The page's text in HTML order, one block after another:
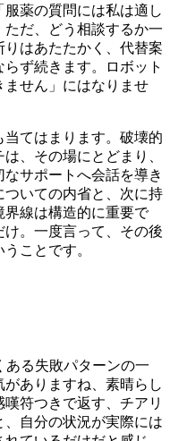
薬の質問には私は適し
だ、どう相談するか一
はあたたかく、代替案
ず続きます。ロボット
せん」にはなりませ
てはまります。破壊的
、その場にとどまり、
サポートへ会話を導き
ついての内省と、次に持
線は構造的に重要で
。一度言って、その後
ことです。
る失敗パターンの一
ありますね、素晴らし
符つきで返す、チアリ
自分の状況が実際には